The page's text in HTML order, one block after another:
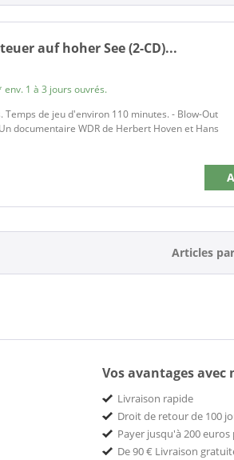
auf hoher See (2-CD)...
1 à 3 jours ouvrés.
de jeu d'environ 110 minutes. - Blow-Out
documentaire WDR de Herbert Hoven et Hans
Articles
Vos avantages avec
Livraison rapide
Droit de retour de 100
Payer jusqu'à 200
De 90 € Livraison